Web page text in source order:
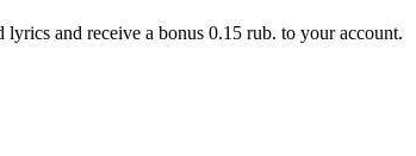
lyrics and receive a bonus 0.15 rub. to your account.